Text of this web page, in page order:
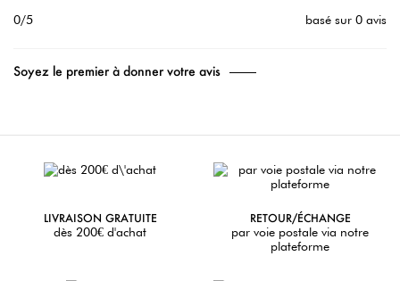
0/5 basé sur 0 avis
Soyez le premier à donner votre avis
LIVRAISON GRATUITE
dès 200€ d'achat
RETOUR/ÉCHANGE
par voie postale via notre
plateforme